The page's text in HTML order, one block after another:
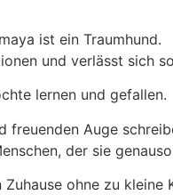
ist ein Traumhund.
und verlässt sich
lernen und gefallen.
freuenden Auge
der sie
ohne zu